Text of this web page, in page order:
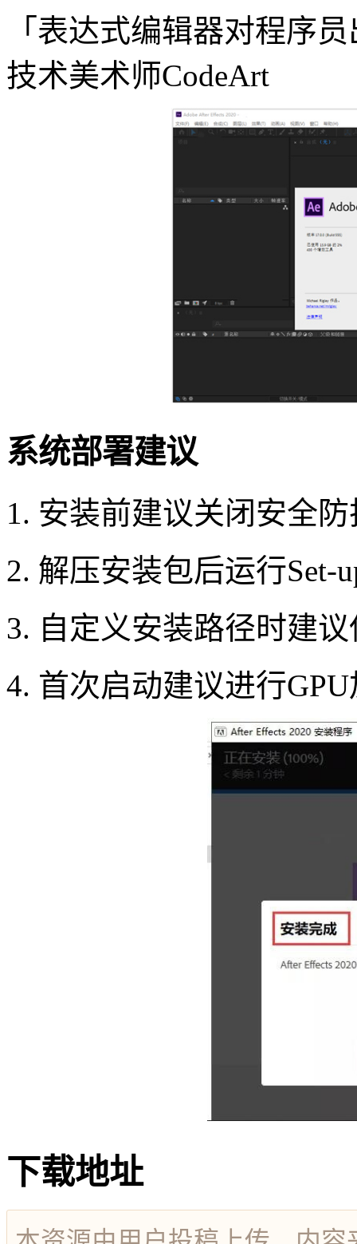
「表达式编辑器对程序
技术美术师CodeArt
系统部署建议
1. 安装前建议关闭安全
2. 解压安装包后运行Set-
3. 自定义安装路径时建
4. 首次启动建议进行
下载地址